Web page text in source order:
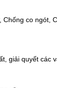
co ngót,
giải quyết các